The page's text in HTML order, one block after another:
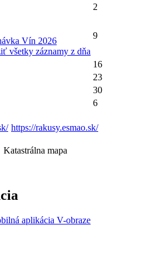
2
Vín 2026
všetky záznamy z dňa
9
16
23
30
6
https://rakusy.esmao.sk/
Katastrálna mapa